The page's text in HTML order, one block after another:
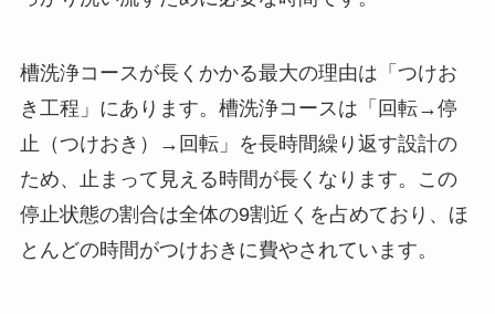
槽洗浄コースが長くかかる最大の理由は「つけお
き工程」にあります。槽洗浄コースは「回転→停
止（つけおき）→回転」を長時間繰り返す設計の
ため、止まって見える時間が長くなります。この
停止状態の割合は全体の9割近くを占めており、ほ
とんどの時間がつけおきに費やされています。